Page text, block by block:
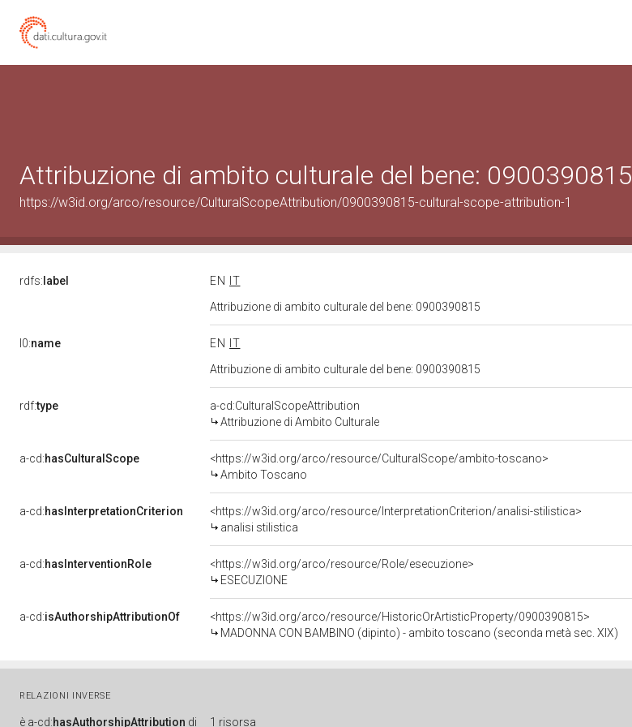
Attribuzione di ambito culturale del bene: 0900390815
https://w3id.org/arco/resource/CulturalScopeAttribution/0900390815-cultural-scope-attribution-1
rdfs: label EN
IT
Attribuzione di ambito culturale del bene: 0900390815
l0:name EN
IT
Attribuzione di ambito culturale del bene: 0900390815
rdf:type
a-cd:CulturalScopeAttribution
Attribuzione di Ambito Culturale
a-cd:hasCulturalScope
<https://w3id.org/arco/resource/CulturalScope/ambito-toscano>
Ambito Toscano
a-cd:hasInterpretationCriterion
<https://w3id.org/arco/resource/InterpretationCriterion/analisi-stilistica>
analisi stilistica
a-cd:hasInterventionRole
<https://w3id.org/arco/resource/Role/esecuzione>
ESECUZIONE
a-cd:isAuthorshipAttributionOf
<https://w3id.org/arco/resource/HistoricOrArtisticProperty/0900390815>
MADONNA CON BAMBINO (dipinto) - ambito toscano (seconda metà sec. XIX)
RELAZIONI INVERSE
è a-cd:hasAuthorshipAttribution di 1 risorsa